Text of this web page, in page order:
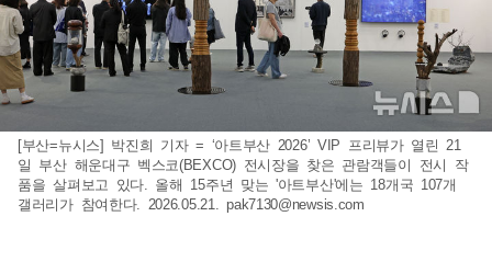
[부산=뉴시스] 박진희 기자 = ‘아트부산 2026’ VIP 프리뷰가 열린 21
일 부산 해운대구 벡스코(BEXCO) 전시장을 찾은 관람객들이 전시 작
품을 살펴보고 있다. 올해 15주년 맞는 '아트부산'에는 18개국 107개
갤러리가 참여한다. 2026.05.21.pak7130@newsis.com